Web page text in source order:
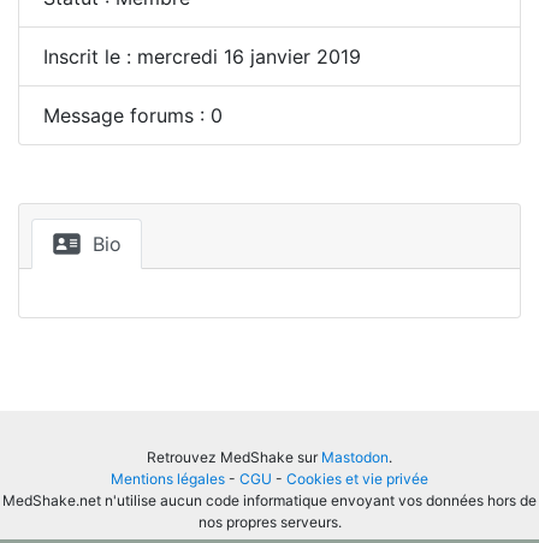
Inscrit le : mercredi 16 janvier 2019
Message forums : 0
Bio
Retrouvez MedShake sur Mastodon.
Mentions légales - CGU - Cookies et vie privée
MedShake.net n'utilise aucun code informatique envoyant vos données hors de
nos propres serveurs.